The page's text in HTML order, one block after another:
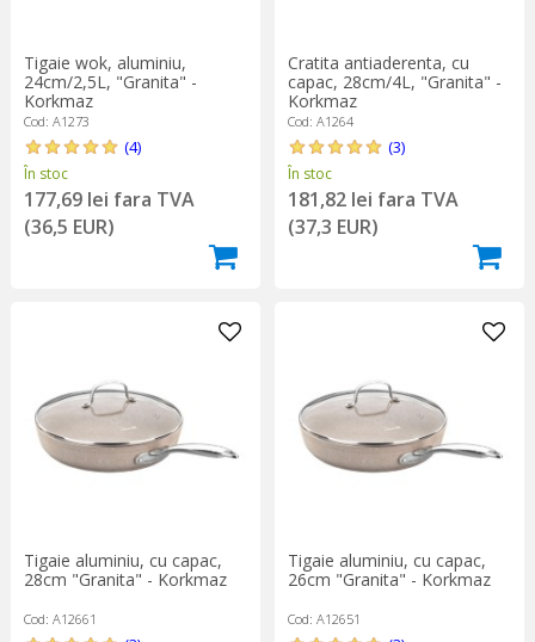
Tigaie wok, aluminiu,
24cm/2,5L, "Granita" -
Korkmaz
Cod: A1273
(4)
În stoc
177,69 lei fara TVA
(36,5 EUR)
Cratita antiaderenta, cu
capac, 28cm/4L, "Granita" -
Korkmaz
Cod: A1264
(3)
În stoc
181,82 lei fara TVA
(37,3 EUR)
Tigaie aluminiu, cu capac,
28cm "Granita" - Korkmaz
Cod: A12661
Tigaie aluminiu, cu capac,
26cm "Granita" - Korkmaz
Cod: A12651